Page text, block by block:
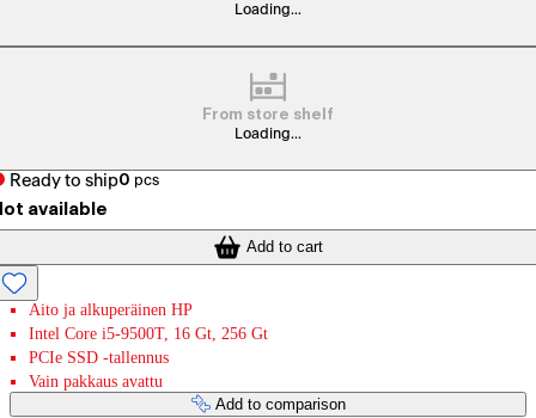
Loading...
From store shelf
Loading...
Ready to ship0 pcs
available
Add to cart
Aito ja alkuperäinen HP
Intel Core i5-9500T, 16 Gt, 256 Gt
PCIe SSD -tallennus
Vain pakkaus avattu
Add to comparison